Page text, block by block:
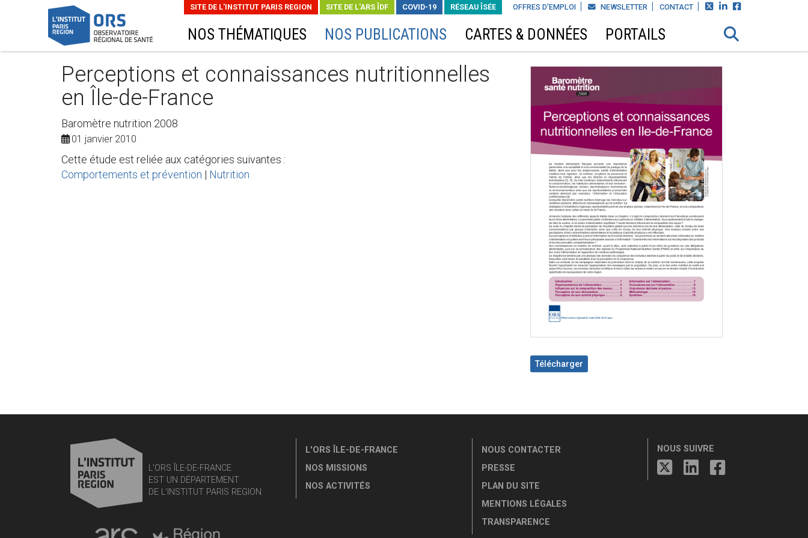
OFFRES D'EMPLOI NEWSLETTER CONTACT   
SITE DE L'INSTITUT PARIS REGION SITE DE L'ARS ÎDF COVID-19 RÉSEAU ÎSÉE
NOS THÉMATIQUES NOS PUBLICATIONS CARTES & DONNÉES PORTAILS
Perceptions et connaissances nutritionnelles
en Île-de-France
Baromètre nutrition 2008
01 janvier 2010
Cette étude est reliée aux catégories suivantes :
Comportements et prévention | Nutrition
Télécharger
L'ORS ÎLE-DE-FRANCE
EST UN DÉPARTEMENT
DE L'INSTITUT PARIS REGION
L'ORS ÎLE-DE-FRANCE
NOS MISSIONS
NOS ACTIVITÉS
NOUS CONTACTER
PRESSE
PLAN DU SITE
MENTIONS LÉGALES
TRANSPARENCE
NOUS SUIVRE